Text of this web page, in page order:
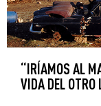
“IRÍAMOS AL
VIDA DEL OTRO